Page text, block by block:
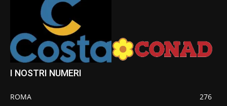
I NOSTRI NUMERI
ROMA
276